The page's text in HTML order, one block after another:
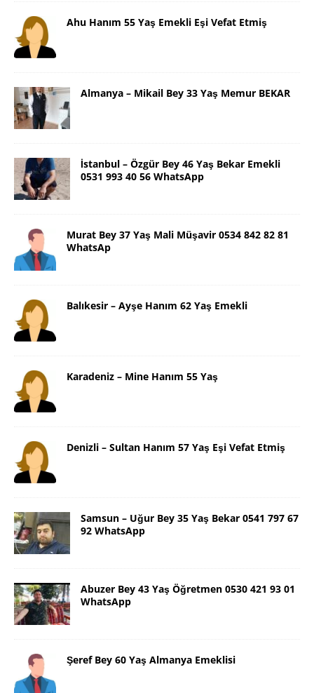
Ahu Hanım 55 Yaş Emekli Eşi Vefat Etmiş
Almanya – Mikail Bey 33 Yaş Memur BEKAR
İstanbul – Özgür Bey 46 Yaş Bekar Emekli
0531 993 40 56 WhatsApp
Murat Bey 37 Yaş Mali Müşavir 0534 842 82 81
WhatsAp
Balıkesir – Ayşe Hanım 62 Yaş Emekli
Karadeniz – Mine Hanım 55 Yaş
Denizli – Sultan Hanım 57 Yaş Eşi Vefat Etmiş
Samsun – Uğur Bey 35 Yaş Bekar 0541 797 67
92 WhatsApp
Abuzer Bey 43 Yaş Öğretmen 0530 421 93 01
WhatsApp
Şeref Bey 60 Yaş Almanya Emeklisi